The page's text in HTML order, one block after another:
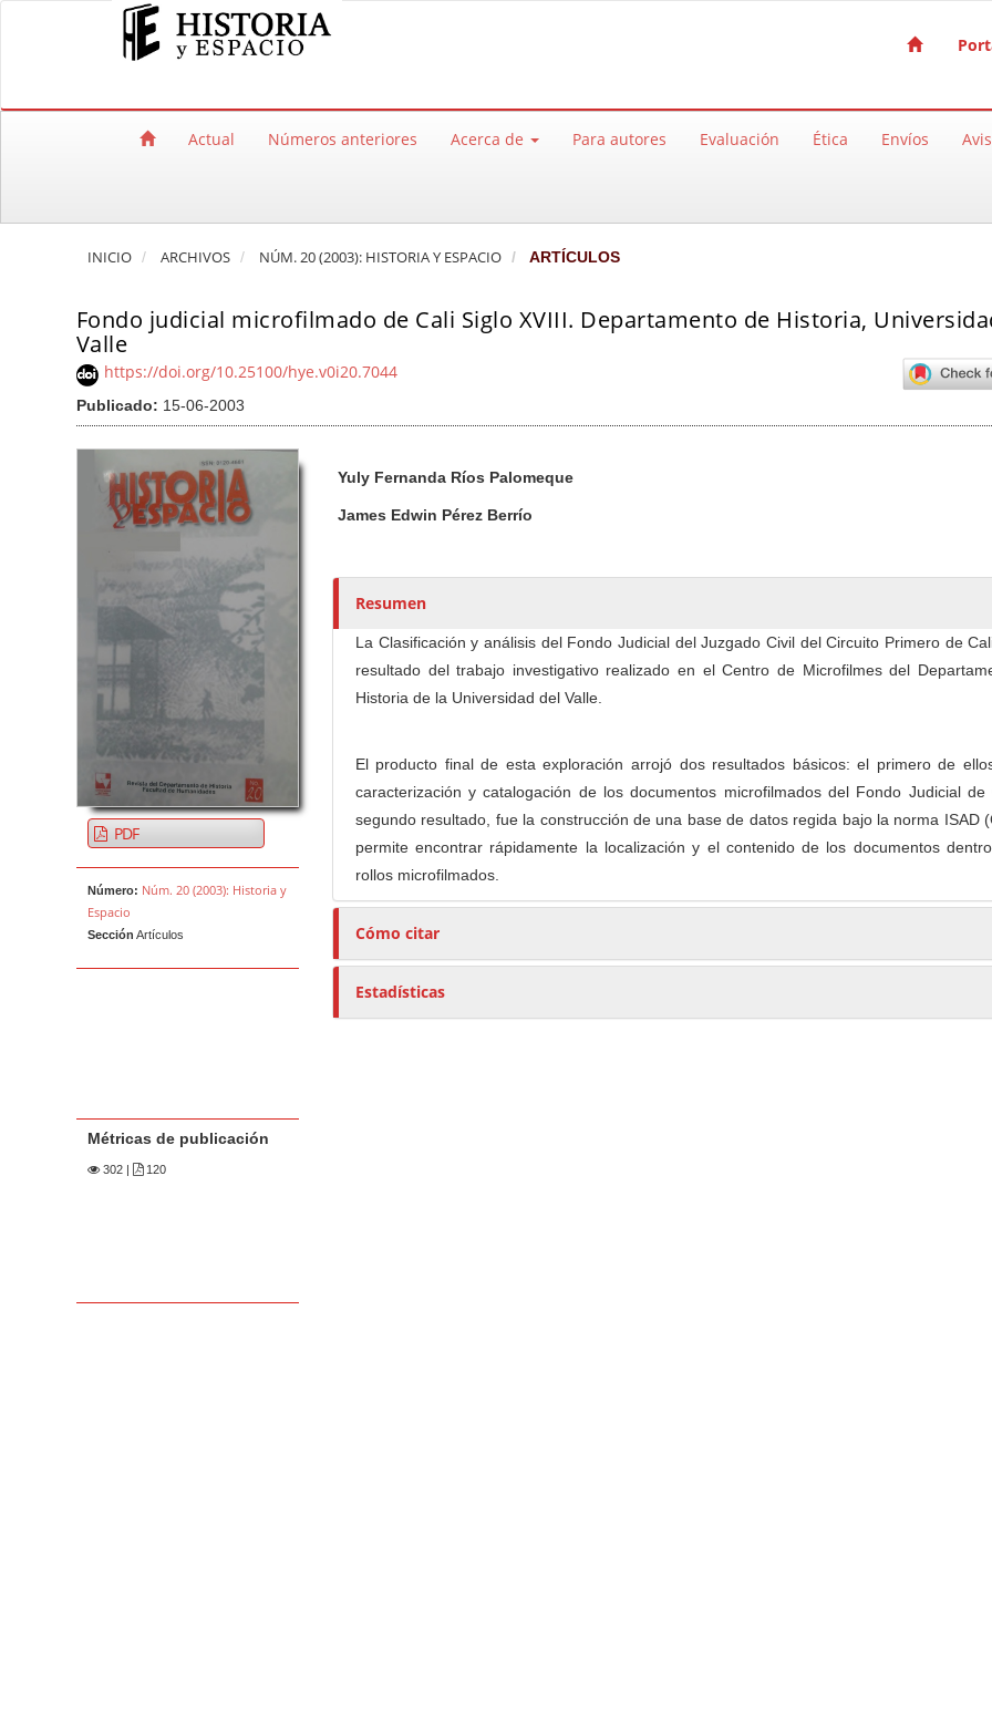
Salto rápido al contenido de la página
Navegación principal
Actual Números anteriores Acerca de Para autores Evaluación Ética Envíos
INICIO ARCHIVOS NÚM. 20 (2003): HISTORIA Y ESPACIO ARTÍCULOS
Fondo judicial microfilmado de Cali Siglo XVIII. Departamento de Historia,
Valle
https://doi.org/10.25100/hye.v0i20.7044
Publicado: 15-06-2003
Barra lateral del artículo
PDF
Número: Núm. 20 (2003): Historia y
Espacio
Sección Artículos
Métricas de publicación
302| 120
u
Yuly Fernanda Ríos Palomeque
James Edwin Pérez Berrío
Resumen
La Clasificación y análisis del Fondo Judicial del Juzgado Civil del Circuito Primero de
resultado del trabajo investigativo realizado en el Centro de Microfilmes del
Historia de la Universidad del Valle.
El producto final de esta exploración arrojó dos resultados básicos: el primero de
caracterización y catalogación de los documentos microfilmados del Fondo Judicial de
segundo resultado, fue la construcción de una base de datos regida bajo la norma ISAD
permite encontrar rápidamente la localización y el contenido de los documentos
rollos microfilmados.
Cómo citar
Estadísticas